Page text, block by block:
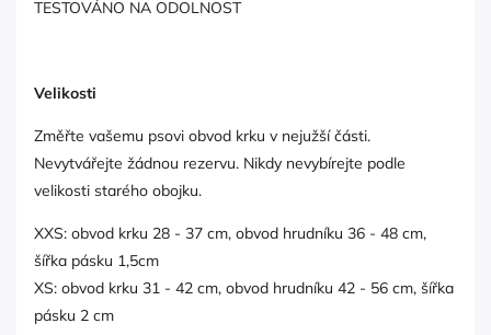
TESTOVÁNO NA ODOLNOST
Velikosti
Změřte vašemu psovi obvod krku v nejužší části.
Nevytvářejte žádnou rezervu. Nikdy nevybírejte podle
velikosti starého obojku.
XXS: obvod krku 28 - 37 cm, obvod hrudníku 36 - 48 cm,
šířka pásku 1,5cm
XS: obvod krku 31 - 42 cm, obvod hrudníku 42 - 56 cm, šířka
pásku 2 cm